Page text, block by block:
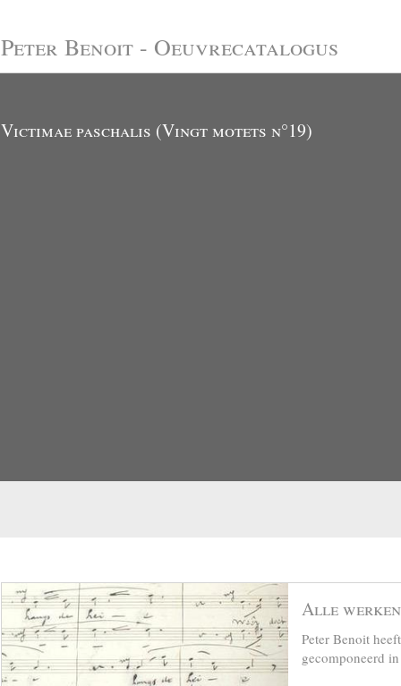
Peter Benoit - Oeuvrecatalogus
Victimae paschalis (Vingt motets n°19)
Alle werken
Peter Benoit
gecomponeerd